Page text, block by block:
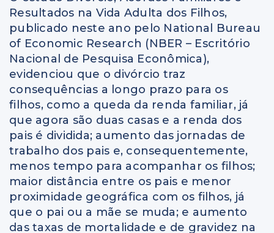
Resultados na Vida Adulta dos Filhos,
publicado neste ano pelo National Bureau
of Economic Research (NBER – Escritório
Nacional de Pesquisa Econômica),
evidenciou que o divórcio traz
consequências a longo prazo para os
filhos, como a queda da renda familiar, já
que agora são duas casas e a renda dos
pais é dividida; aumento das jornadas de
trabalho dos pais e, consequentemente,
menos tempo para acompanhar os filhos;
maior distância entre os pais e menor
proximidade geográfica com os filhos, já
que o pai ou a mãe se muda; e aumento
das taxas de mortalidade e de gravidez na